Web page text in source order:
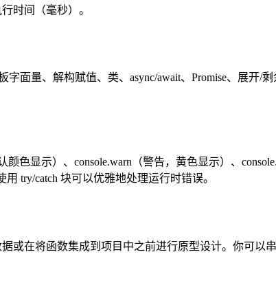
时间（毫秒）。
字面量、解构赋值、类、async/await、Promise、展开
色显示）、console.warn（警告，黄色显示）、
try/catch 块可以优雅地处理运行时错误。
或在将函数集成到项目中之前进行原型设计。你可以